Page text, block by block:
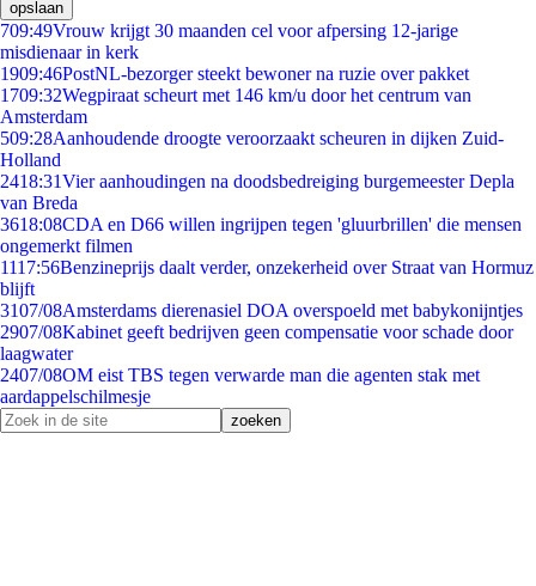
opslaan
709:49Vrouw krijgt 30 maanden cel voor afpersing 12-jarige
misdienaar in kerk
1909:46PostNL-bezorger steekt bewoner na ruzie over pakket
1709:32Wegpiraat scheurt met 146 km/u door het centrum van
Amsterdam
509:28Aanhoudende droogte veroorzaakt scheuren in dijken Zuid-
Holland
2418:31Vier aanhoudingen na doodsbedreiging burgemeester Depla
van Breda
3618:08CDA en D66 willen ingrijpen tegen 'gluurbrillen' die mensen
ongemerkt filmen
1117:56Benzineprijs daalt verder, onzekerheid over Straat van Hormuz
blijft
3107/08Amsterdams dierenasiel DOA overspoeld met babykonijntjes
2907/08Kabinet geeft bedrijven geen compensatie voor schade door
laagwater
2407/08OM eist TBS tegen verwarde man die agenten stak met
aardappelschilmesje